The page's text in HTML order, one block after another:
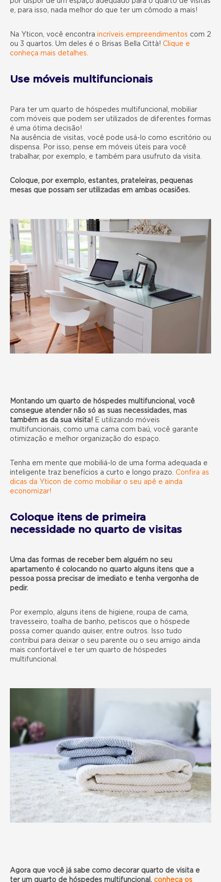
e, para isso, nada melhor do que ter um cômodo a mais!
Na Yticon, você encontra incríveis empreendimentos com 2
ou 3 quartos. Um deles é o Brisas Bella Città! Clique e
conheça mais detalhes.
Use móveis multifuncionais
Para ter um quarto de hóspedes multifuncional, mobiliar
com móveis que podem ser utilizados de diferentes formas
é uma ótima decisão!
Na ausência de visitas, você pode usá-lo como escritório ou
dispensa. Por isso, pense em móveis úteis para você
trabalhar, por exemplo, e também para usufruto da visita.
Coloque, por exemplo, estantes, prateleiras, pequenas
mesas que possam ser utilizadas em ambas ocasiões.
Montando um quarto de hóspedes multifuncional , você
consegue atender não só as suas necessidades, mas
também as da sua visita! E utilizando móveis
multifuncionais, como uma cama com baú, você garante
otimização e melhor organização do espaço.
Tenha em mente que mobiliá-lo de uma forma adequada e
inteligente traz benefícios a curto e longo prazo. Confira as
dicas da Yticon de como mobiliar o seu apê e ainda
economizar!
Coloque itens de primeira
necessidade no quarto de visitas
Uma das formas de receber bem alguém no seu
apartamento é colocando no quarto alguns itens que a
pessoa possa precisar de imediato e tenha vergonha de
pedir.
Por exemplo, alguns itens de higiene, roupa de cama,
travesseiro, toalha de banho, petiscos que o hóspede
possa comer quando quiser, entre outros. Isso tudo
contribui para deixar o seu parente ou o seu amigo ainda
mais confortável e ter um quarto de hóspedes
multifuncional.
Agora que você já sabe como decorar quarto de visita e
ter um quarto de hóspedes multifuncional, conheça os